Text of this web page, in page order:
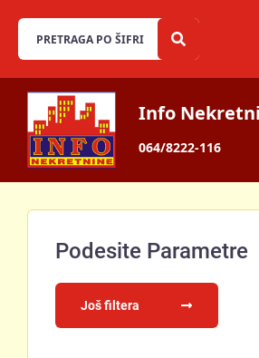
Info
064/8222-116
Podesite Parametre
Još filtera